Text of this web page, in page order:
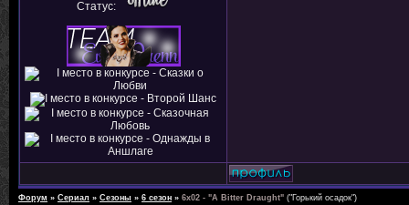
Статус:
Форум » Сериал » Сезоны » 6 сезон » 6х02 - "A Bitter Draught" ("Горький осадок")